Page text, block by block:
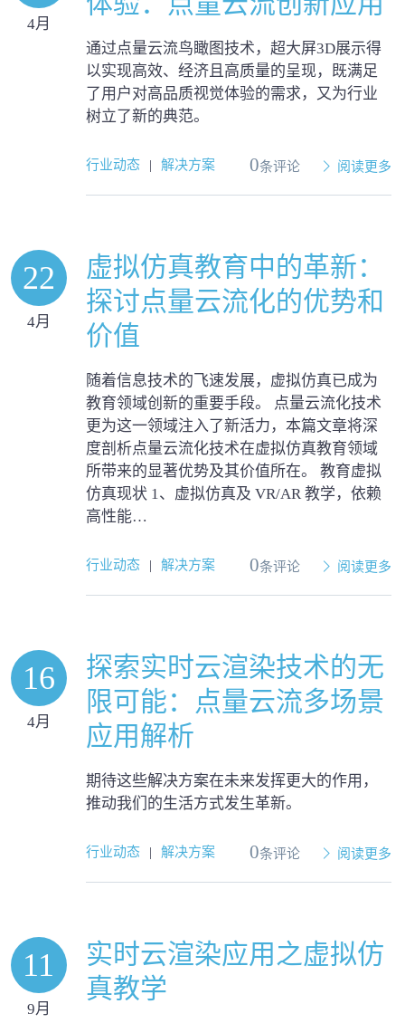
4月
通过点量云流鸟瞰图技术，超大屏3D展示得
以实现高效、经济且高质量的呈现，既满足
了用户对高品质视觉体验的需求，又为行业
树立了新的典范。
行业动态 | 解决方案 0条评论 阅读更多
22
4月
虚拟仿真教育中的革新：
探讨点量云流化的优势和
价值
随着信息技术的飞速发展，虚拟仿真已成为
教育领域创新的重要手段。 点量云流化技术
更为这一领域注入了新活力，本篇文章将深
度剖析点量云流化技术在虚拟仿真教育领域
所带来的显著优势及其价值所在。 教育虚拟
仿真现状 1、虚拟仿真及 VR/AR 教学，依赖
高性能…
行业动态 | 解决方案 0条评论 阅读更多
16
4月
探索实时云渲染技术的无
限可能：点量云流多场景
应用解析
期待这些解决方案在未来发挥更大的作用，
推动我们的生活方式发生革新。
行业动态 | 解决方案 0条评论 阅读更多
11
9月
实时云渲染应用之虚拟仿
真教学